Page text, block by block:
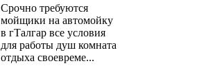
Срочно требуются
мойщики на автомойку
в гТалгар все условия
для работы душ комната
отдыха своевреме...